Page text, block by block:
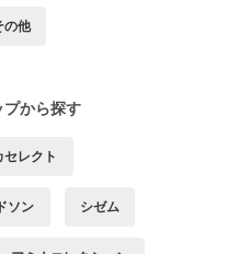
の他
プから探す
セレクト
ソン シゼム